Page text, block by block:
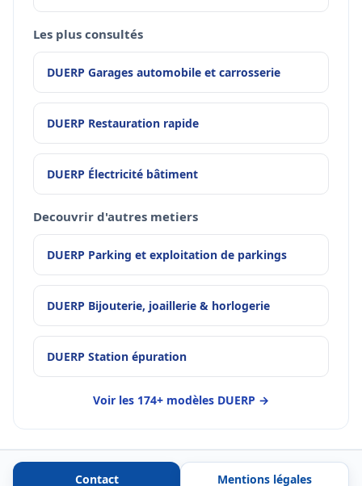
Les plus consultés
DUERP Garages automobile et carrosserie
DUERP Restauration rapide
DUERP Électricité bâtiment
Decouvrir d'autres metiers
DUERP Parking et exploitation de parkings
DUERP Bijouterie, joaillerie & horlogerie
DUERP Station épuration
Voir les 174+ modèles DUERP →
Contact Mentions légales